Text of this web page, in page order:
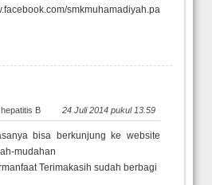
smkmuhamadiyah.pa
B 24 Juli 2014 pukul 13.59
bisa berkunjung ke website
mudahan
Terimakasih sudah berbagi